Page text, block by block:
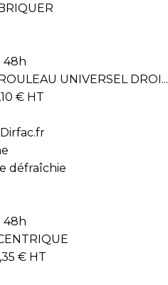
48h
UNIVERSEL DROI...
€ HT
défraîchie
48h
€ HT